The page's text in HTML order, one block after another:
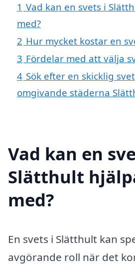
1 Vad kan en svets i
med?
2 Hur mycket kostar en
3 Fördelar med att välja
4 Sök efter en skicklig
omgivande städerna
Vad kan en
Slätthult
med?
En svets i Slätthult kan
avgörande roll när det